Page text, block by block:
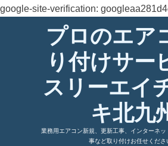
google-site-verification:
プロのエア
り付けサ
スリーエイ
キ北九
業務用エアコン新規、更新工事、インターネ
事など取り付けお任せくださ